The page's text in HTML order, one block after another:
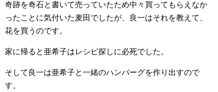
奇跡を奇石と書いて売っていたため中々買ってもらえなか
ったことに気付いた麦田でしたが、良一はそれを教えて、
花を買うのです。
家に帰ると亜希子はレシピ探しに必死でした。
そして良一は亜希子と一緒のハンバーグを作り出すので
す。